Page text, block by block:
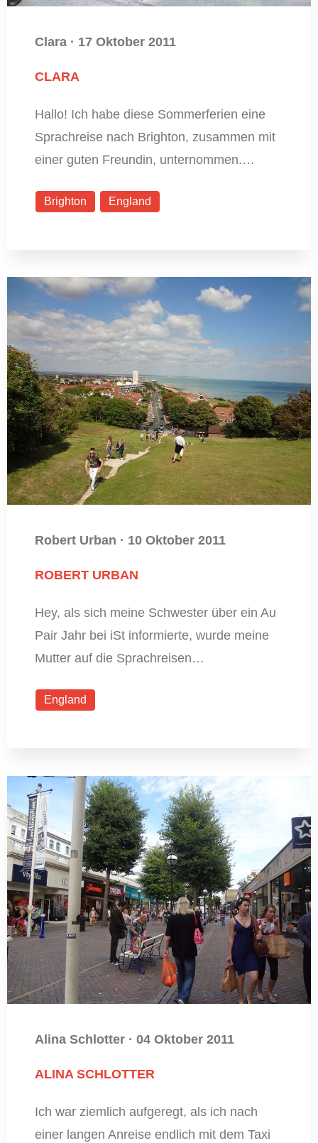
Clara · 17 Oktober 2011
CLARA
Hallo! Ich habe diese Sommerferien eine
Sprachreise nach Brighton, zusammen mit
einer guten Freundin, unternommen.…
Brighton England
Robert Urban · 10 Oktober 2011
ROBERT URBAN
Hey, als sich meine Schwester über ein Au
Pair Jahr bei iSt informierte, wurde meine
Mutter auf die Sprachreisen…
England
Alina Schlotter · 04 Oktober 2011
ALINA SCHLOTTER
Ich war ziemlich aufgeregt, als ich nach
einer langen Anreise endlich mit dem Taxi